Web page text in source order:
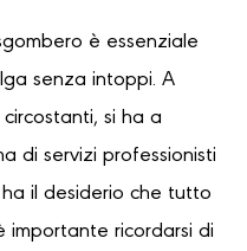
è essenziale
senza intoppi. A
si ha a
di servizi professionisti
il desiderio che tutto
ricordarsi di